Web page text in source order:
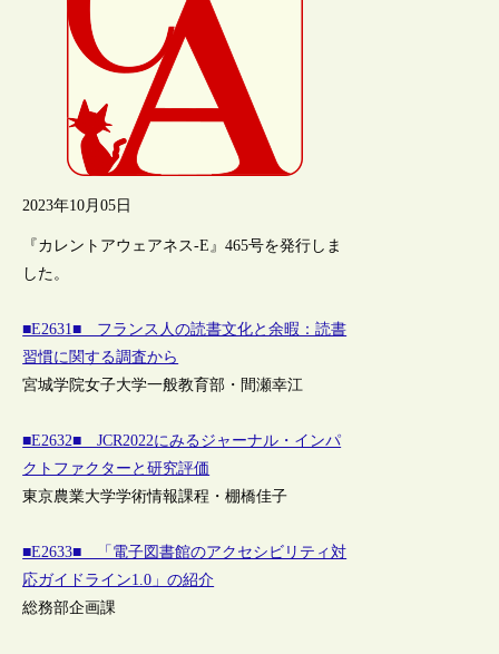
2023年10月05日
『カレントアウェアネス-E』465号を発行しま
した。
■E2631■ フランス人の読書文化と余暇：読書
習慣に関する調査から
宮城学院女子大学一般教育部・間瀬幸江
■E2632■ JCR2022にみるジャーナル・インパ
クトファクターと研究評価
東京農業大学学術情報課程・棚橋佳子
■E2633■ 「電子図書館のアクセシビリティ対
応ガイドライン1.0」の紹介
総務部企画課